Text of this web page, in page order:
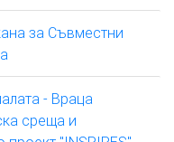
за Съвместни
- Враца
среща и